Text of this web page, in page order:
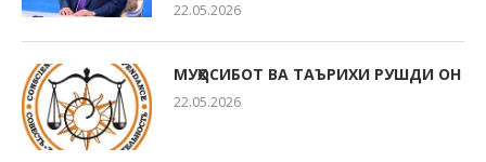
22.05.2026
МУҲОСИБОТ ВА ТАЪРИХИ РУШДИ ОН
22.05.2026